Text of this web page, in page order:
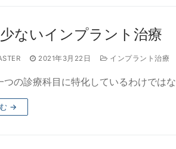
ないインプラント治療
2021年3月22日 インプラント治療
つの診療科目に特化しているわけでは
→